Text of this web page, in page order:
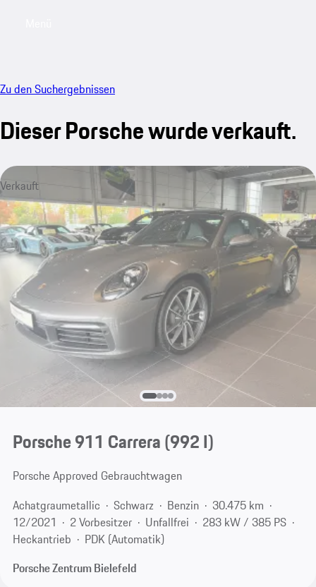
Zu den Suchergebnissen
Dieser Porsche wurde verkauft.
Verkauft
Porsche 911 Carrera(992 I)
Porsche Approved Gebrauchtwagen
Achatgraumetallic
Schwarz Benzin
30.475 km
12/2021
2 Vorbesitzer Unfallfrei
283 kW / 385 PS
Heckantrieb
PDK (Automatik)
Porsche Zentrum Bielefeld